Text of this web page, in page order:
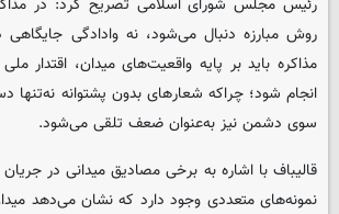
روش مبارزه دنبال می‌شود، نه وادادگی جایگاهی
مذاکره باید بر پایه واقعیت‌های میدان، اقتدار
انجام شود؛ چراکه شعارهای بدون پشتوانه نه‌تنها
سوی دشمن نیز به‌عنوان ضعف تلقی می‌شود.
قالیباف با اشاره به برخی مصادیق میدانی در
نمونه‌های متعددی وجود دارد که نشان می‌دهد